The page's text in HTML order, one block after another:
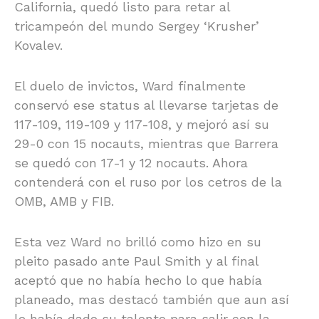
California, quedó listo para retar al
tricampeón del mundo Sergey ‘Krusher’
Kovalev.
El duelo de invictos, Ward finalmente
conservó ese status al llevarse tarjetas de
117-109, 119-109 y 117-108, y mejoró así su
29-0 con 15 nocauts, mientras que Barrera
se quedó con 17-1 y 12 nocauts. Ahora
contenderá con el ruso por los cetros de la
OMB, AMB y FIB.
Esta vez Ward no brilló como hizo en su
pleito pasado ante Paul Smith y al final
aceptó que no había hecho lo que había
planeado, mas destacó también que aun así